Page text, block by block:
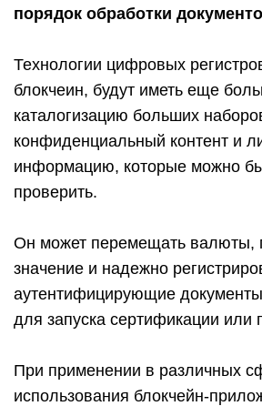
порядок обработки
Технологии цифровых
блокчеин, будут иметь еще
каталогизацию больших
конфиденциальный контент и
информацию, которые можно
проверить.
Он может перемещать валюты,
значение и надежно
аутентифицирующие
для запуска сертификации или
При применении в различных
использования блокчейн-